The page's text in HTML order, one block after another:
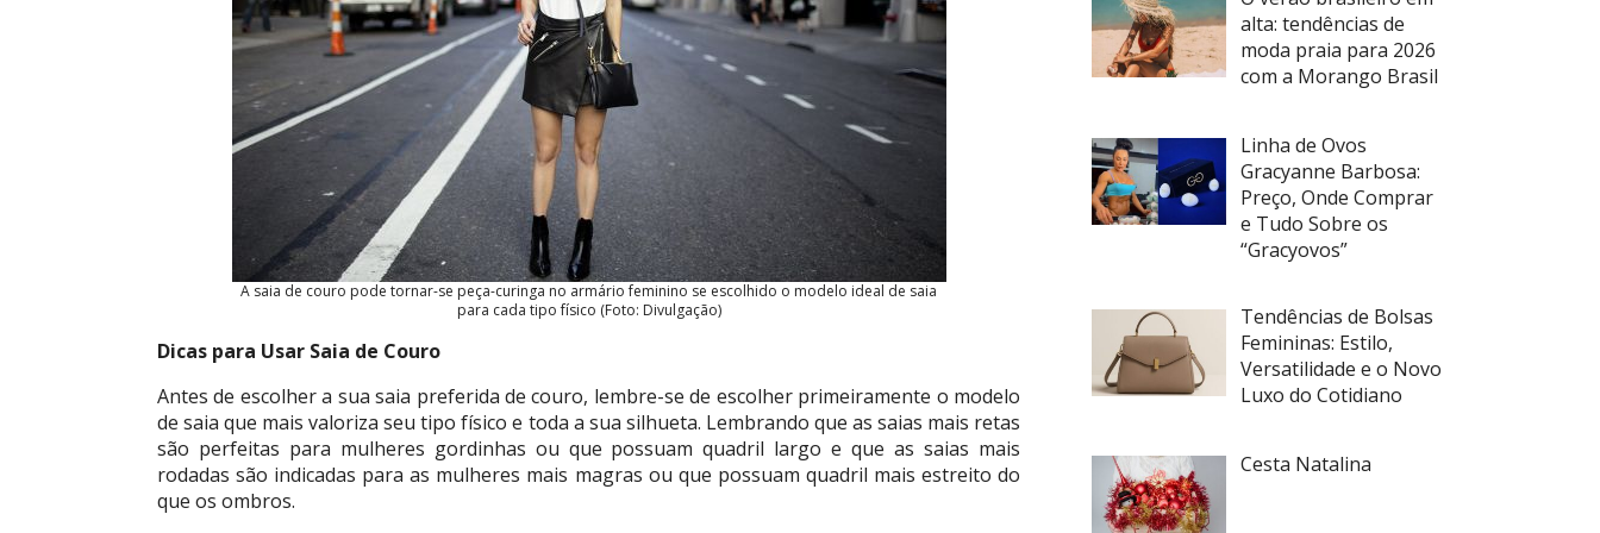
A saia de couro pode tornar-se peça-curinga no armário feminino se escolhido o modelo ideal de saia
para cada tipo físico (Foto: Divulgação)
Dicas para Usar Saia de Couro
Antes de escolher a sua saia preferida de couro, lembre-se de escolher primeiramente o modelo
de saia que mais valoriza seu tipo físico e toda a sua silhueta. Lembrando que as saias mais retas
são perfeitas para mulheres gordinhas ou que possuam quadril largo e que as saias mais
rodadas são indicadas para as mulheres mais magras ou que possuam quadril mais estreito do
que os ombros.
alta: tendências de
moda praia para 2026
com a Morango Brasil
Linha de Ovos
Gracyanne Barbosa:
Preço, Onde Comprar
e Tudo Sobre os
“Gracyovos”
Tendências de Bolsas
Femininas: Estilo,
Versatilidade e o Novo
Luxo do Cotidiano
Cesta Natalina